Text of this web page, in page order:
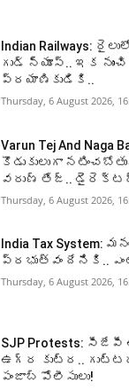
Indian Railways:
గుడ్ న్యూస్.. ఇక
ప్రయాణికుడికి..
Thursday, 6 August 2026,
Varun Tej And Naga
కొడుకులుగా
వరుణ్ తేజ్..
Thursday, 6 August 2026,
India Tax System:
ప్రభుత్వం దేనికి..
Thursday, 6 August 2026,
SJP Protests:
ఉగ్ర కుట్ర..
పంజాబ్‌ పోలీసులు!